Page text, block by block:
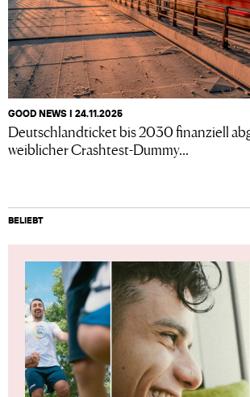
GOOD NEWS I 24.11.2025
Deutschlandticket bis 2030 finanziell
weiblicher Crashtest-Dummy...
BELIEBT